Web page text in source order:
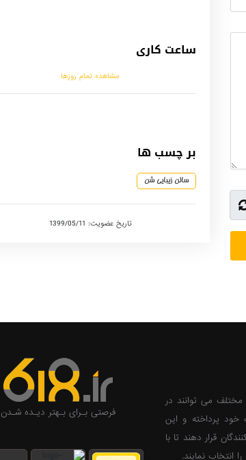
ساعت کاری
مشاهده تمام روزها
بر چسب ها
سالن زیبایی شن
تاریخ عضویت: 1399/05/11
مختلف می توانند در
خود پرداخته و این
قرار دهند تا با
انتخاب نمایند.
فرصتی بـرای بـهتر دیـده شـدن